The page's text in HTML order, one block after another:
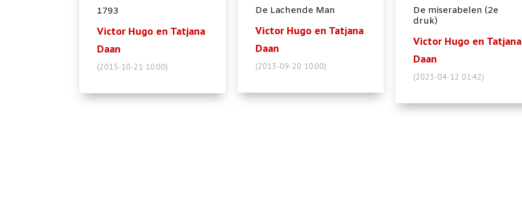
1793
Victor Hugo en Tatjana
Daan
(2015-10-21 10:00)
De Lachende Man
Victor Hugo en Tatjana
Daan
(2013-09-20 10:00)
De miserabelen (2e
druk)
Victor Hugo en Tatjana
Daan
(2023-04-12 01:42)